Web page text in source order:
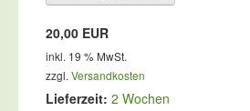
20,00 EUR
inkl. 19 % MwSt.
zzgl. Versandkosten
Lieferzeit: 2 Wochen